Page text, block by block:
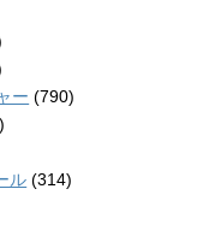
ー (790)
ル (314)